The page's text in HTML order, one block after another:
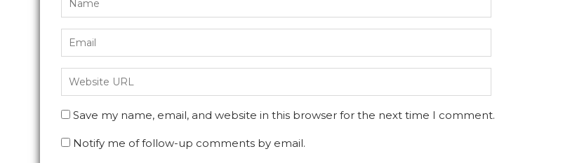
Save my name, email, and website in this browser for the next time I comment.
Notify me of follow-up comments by email.